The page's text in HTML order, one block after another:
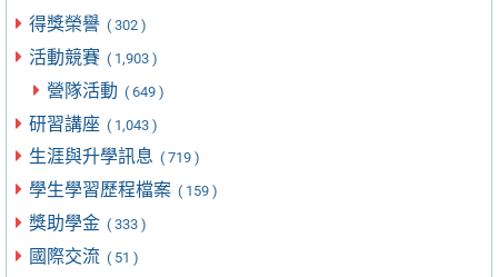
得獎榮譽 ( 302 )
活動競賽 ( 1,903 )
營隊活動 ( 649 )
研習講座 ( 1,043 )
生涯與升學訊息 ( 719 )
學生學習歷程檔案 ( 159 )
獎助學金 ( 333 )
國際交流 ( 51 )